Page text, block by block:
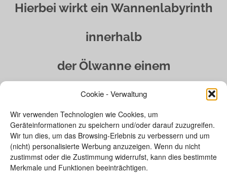
Cookie - Verwaltung
Wir verwenden Technologien wie Cookies, um
Geräteinformationen zu speichern und/oder darauf zuzugreifen.
Wir tun dies, um das Browsing-Erlebnis zu verbessern und um
(nicht) personalisierte Werbung anzuzeigen. Wenn du nicht
zustimmst oder die Zustimmung widerrufst, kann dies bestimmte
Merkmale und Funktionen beeinträchtigen.
Hierbei wirkt ein Wannenlabyrinth
innerhalb
der Ölwanne einem
Schmiermangel bei extremen
Fahrmanövern zuverlässig
entgegen.